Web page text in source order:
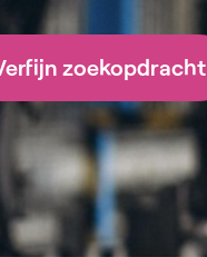
zoekopdracht